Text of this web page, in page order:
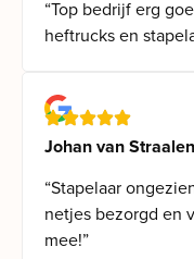
“Top bedrijf erg
heftrucks en
Johan van Straalen
“Stapelaar
netjes bezorgd en
mee!”